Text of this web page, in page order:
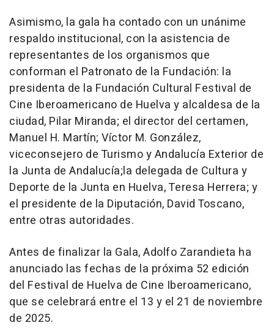
Asimismo, la gala ha contado con un unánime
respaldo institucional, con la asistencia de
representantes de los organismos que
conforman el Patronato de la Fundación: la
presidenta de la Fundación Cultural Festival de
Cine Iberoamericano de Huelva y alcaldesa de la
ciudad, Pilar Miranda; el director del certamen,
Manuel H. Martín; Víctor M. González,
viceconsejero de Turismo y Andalucía Exterior de
la Junta de Andalucía;la delegada de Cultura y
Deporte de la Junta en Huelva, Teresa Herrera; y
el presidente de la Diputación, David Toscano,
entre otras autoridades.
Antes de finalizar la Gala, Adolfo Zarandieta ha
anunciado las fechas de la próxima 52 edición
del Festival de Huelva de Cine Iberoamericano,
que se celebrará entre el 13 y el 21 de noviembre
de 2025.